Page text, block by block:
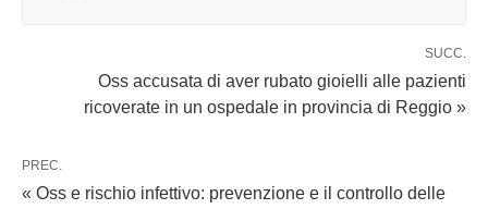
SUCC.
Oss accusata di aver rubato gioielli alle pazienti
ricoverate in un ospedale in provincia di Reggio »
PREC.
« Oss e rischio infettivo: prevenzione e il controllo delle